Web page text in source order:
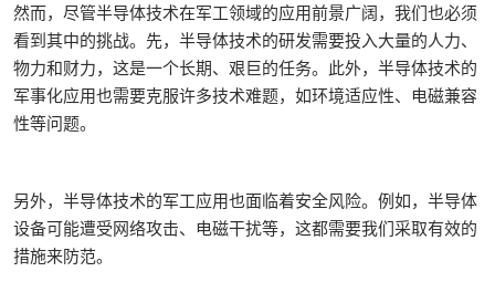
然而，尽管半导体技术在军工领域的应用前景广阔，我们也必须
看到其中的挑战。先，半导体技术的研发需要投入大量的人力、
物力和财力，这是一个长期、艰巨的任务。此外，半导体技术的
军事化应用也需要克服许多技术难题，如环境适应性、电磁兼容
性等问题。
另外，半导体技术的军工应用也面临着安全风险。例如，半导体
设备可能遭受网络攻击、电磁干扰等，这都需要我们采取有效的
措施来防范。